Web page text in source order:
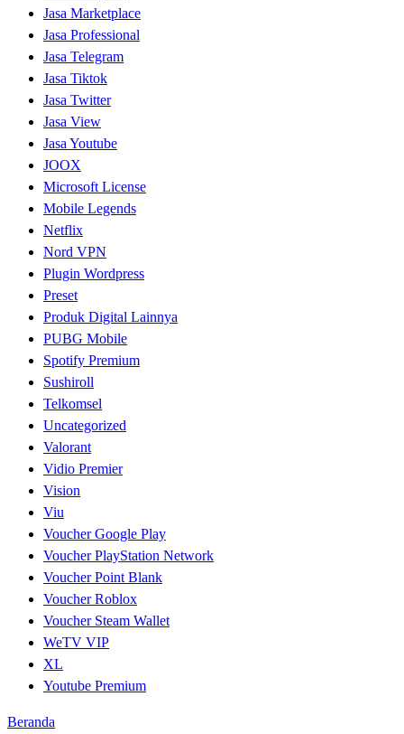
Jasa Marketplace
Jasa Professional
Jasa Telegram
Jasa Tiktok
Jasa Twitter
Jasa View
Jasa Youtube
JOOX
Microsoft License
Mobile Legends
Netflix
Nord VPN
Plugin Wordpress
Preset
Produk Digital Lainnya
PUBG Mobile
Spotify Premium
Sushiroll
Telkomsel
Uncategorized
Valorant
Vidio Premier
Vision
Viu
Voucher Google Play
Voucher PlayStation Network
Voucher Point Blank
Voucher Roblox
Voucher Steam Wallet
WeTV VIP
XL
Youtube Premium
Beranda